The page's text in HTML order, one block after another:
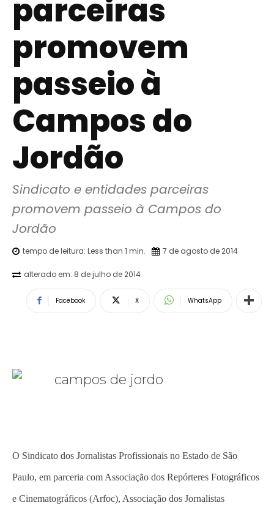
parceiras
promovem
passeio à
Campos do
Jordão
Sindicato e entidades parceiras
promovem passeio à Campos do
Jordão
tempo de leitura: Less than 1 min. 7 de agosto de 2014
alterado em: 8 de julho de 2014
Facebook X WhatsApp
O Sindicato dos Jornalistas Profissionais no Estado de São
Paulo, em parceria com Associação dos Repórteres Fotográficos
e Cinematográficos (Arfoc), Associação dos Jornalistas